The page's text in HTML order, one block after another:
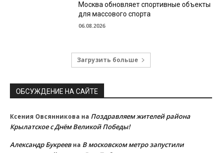
Москва обновляет спортивные объекты
для массового спорта
06.08.2026
Загрузить больше
ОБСУЖДЕНИЕ НА САЙТЕ
Ксения Овсянникова на Поздравляем жителей района
Крылатское с Днём Великой Победы!
Александр Букреевна В московском метро запустили